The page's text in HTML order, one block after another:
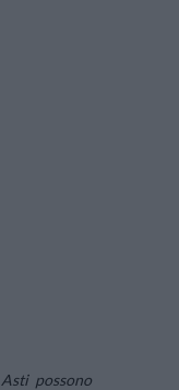
possono